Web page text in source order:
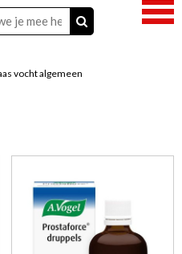
vocht algemeen